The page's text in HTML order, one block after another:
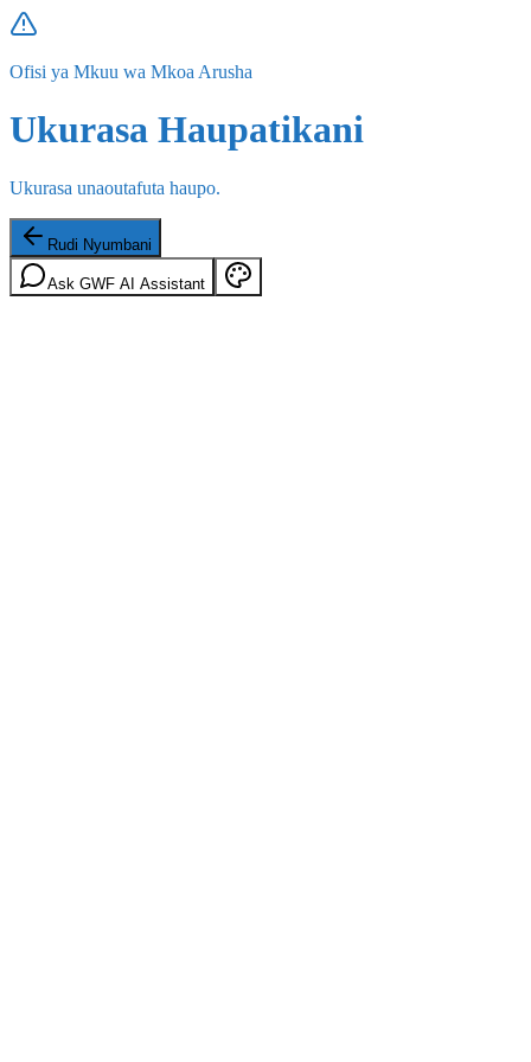
Ofisi ya Mkuu wa Mkoa Arusha
Ukurasa Haupatikani
Ukurasa unaoutafuta haupo.
Rudi Nyumbani
Ask GWF AI Assistant